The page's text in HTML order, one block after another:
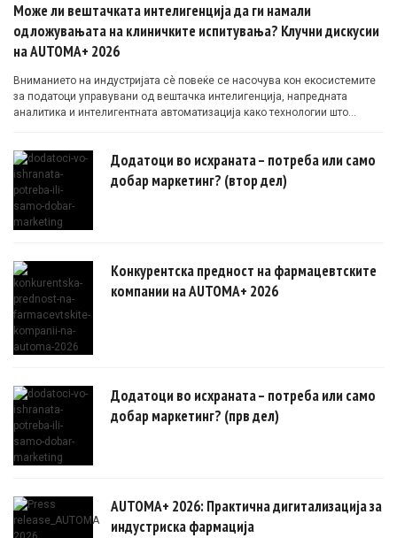
Може ли вештачката интелигенција да ги намали
одложувањата на клиничките испитувања? Клучни дискусии
на AUTOMA+ 2026
Вниманието на индустријата сè повеќе се насочува кон екосистемите
за податоци управувани од вештачка интелигенција, напредната
аналитика и интелигентната автоматизација како технологии што
Додатоци во исхраната – потреба или само
добар маркетинг? (втор дел)
Конкурентска предност на фармацевтските
компании на AUTOMA+ 2026
Додатоци во исхраната – потреба или само
добар маркетинг? (прв дел)
AUTOMA+ 2026: Практична дигитализација за
индустриска фармација